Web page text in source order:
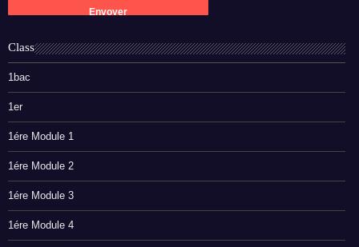
Class
1bac
1er
1ére Module 1
1ére Module 2
1ére Module 3
1ére Module 4